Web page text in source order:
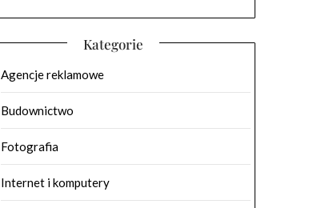
Kategorie
Agencje reklamowe
Budownictwo
Fotografia
Internet i komputery